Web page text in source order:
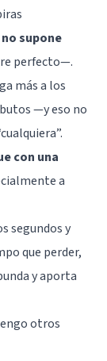
supone
perfecto—.
más a los
—y eso no
con una
a
segundos y
que perder,
y aporta
otros